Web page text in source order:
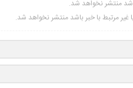
منتشر نخواهد شد.
غیر مرتبط با خبر باشد منتشر نخواهد شد.